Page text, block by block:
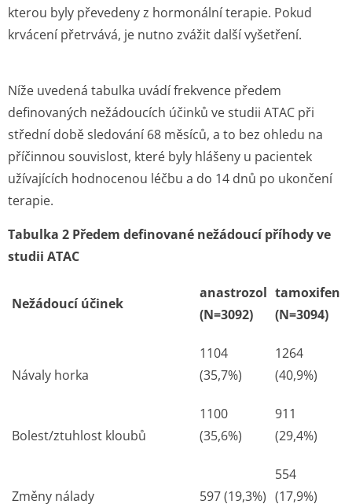
kterou byly převedeny z hormonální terapie. Pokud
krvácení přetrvává, je nutno zvážit další vyšetření.
Níže uvedená tabulka uvádí frekvence předem
definovaných nežádoucích účinků ve studii ATAC při
střední době sledování 68 měsíců, a to bez ohledu na
příčinnou souvislost, které byly hlášeny u pacientek
užívajících hodnocenou léčbu a do 14 dnů po ukončení
terapie.
Tabulka 2 Předem definované nežádoucí příhody ve
studii ATAC
Nežádoucí účinek
anastrozol
(N=3092)
tamoxifen
(N=3094)
Návaly horka
1104
(35,7%)
1264
(40,9%)
Bolest/ztuhlost kloubů
1100
(35,6%)
911
(29,4%)
Změny nálady 597 (19,3%)
554
(17,9%)